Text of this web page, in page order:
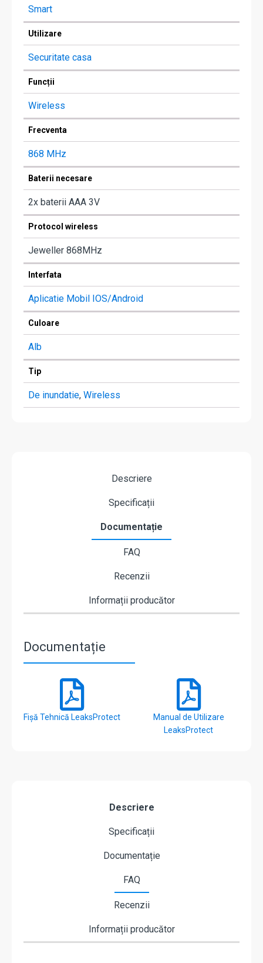
Smart
Utilizare
Securitate casa
Funcții
Wireless
Frecventa
868 MHz
Baterii necesare
2x baterii AAA 3V
Protocol wireless
Jeweller 868MHz
Interfata
Aplicatie Mobil IOS/Android
Culoare
Alb
Tip
De inundatie, Wireless
Descriere
Specificații
Documentație
FAQ
Recenzii
Informații producător
Documentație
Fișă Tehnică LeaksProtect
Manual de Utilizare
LeaksProtect
Descriere
Specificații
Documentație
FAQ
Recenzii
Informații producător